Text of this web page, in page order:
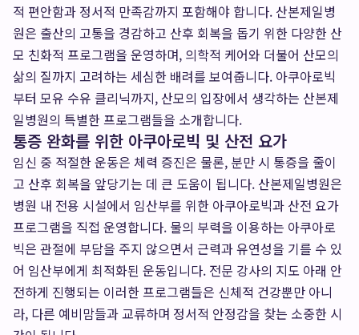
적 편안함과 정서적 만족감까지 포함해야 합니다. 산본제일병
원은 출산의 고통을 경감하고 산후 회복을 돕기 위한 다양한 산
모 친화적 프로그램을 운영하며, 의학적 케어와 더불어 산모의
삶의 질까지 고려하는 세심한 배려를 보여줍니다. 아쿠아로빅
부터 모유 수유 클리닉까지, 산모의 입장에서 생각하는 산본제
일병원의 특별한 프로그램들을 소개합니다.
통증 완화를 위한 아쿠아로빅 및 산전 요가
임신 중 적절한 운동은 체력 증진은 물론, 분만 시 통증을 줄이
고 산후 회복을 앞당기는 데 큰 도움이 됩니다. 산본제일병원은
병원 내 전용 시설에서 임산부를 위한 아쿠아로빅과 산전 요가
프로그램을 직접 운영합니다. 물의 부력을 이용하는 아쿠아로
빅은 관절에 부담을 주지 않으면서 근력과 유연성을 기를 수 있
어 임산부에게 최적화된 운동입니다. 전문 강사의 지도 아래 안
전하게 진행되는 이러한 프로그램들은 신체적 건강뿐만 아니
라, 다른 예비맘들과 교류하며 정서적 안정감을 찾는 소중한 시